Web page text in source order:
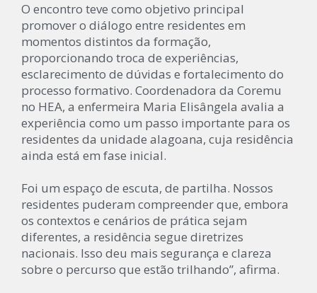
O encontro teve como objetivo principal
promover o diálogo entre residentes em
momentos distintos da formação,
proporcionando troca de experiências,
esclarecimento de dúvidas e fortalecimento do
processo formativo. Coordenadora da Coremu
no HEA, a enfermeira Maria Elisângela avalia a
experiência como um passo importante para os
residentes da unidade alagoana, cuja residência
ainda está em fase inicial.
Foi um espaço de escuta, de partilha. Nossos
residentes puderam compreender que, embora
os contextos e cenários de prática sejam
diferentes, a residência segue diretrizes
nacionais. Isso deu mais segurança e clareza
sobre o percurso que estão trilhando”, afirma.